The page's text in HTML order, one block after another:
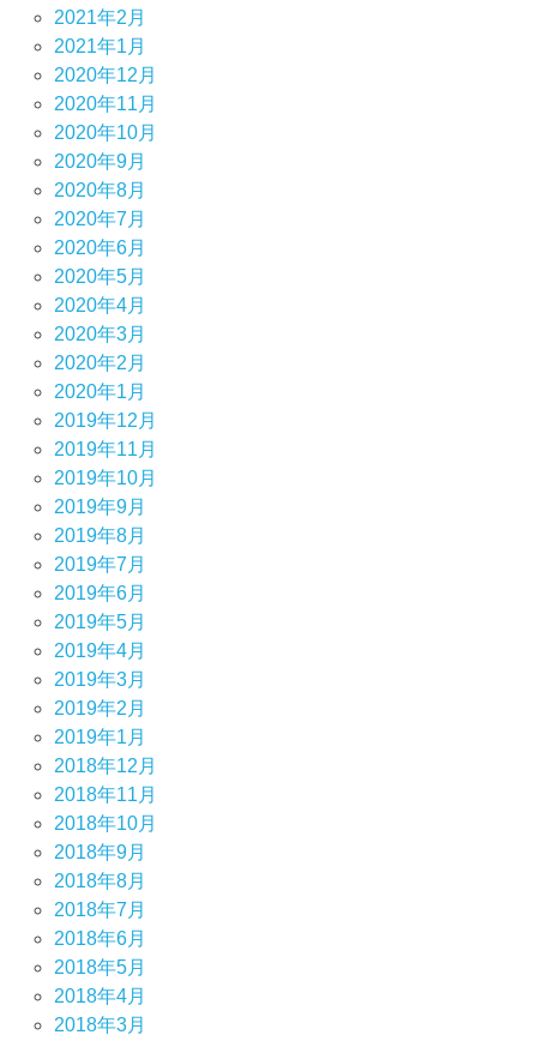
2021年2月
2021年1月
2020年12月
2020年11月
2020年10月
2020年9月
2020年8月
2020年7月
2020年6月
2020年5月
2020年4月
2020年3月
2020年2月
2020年1月
2019年12月
2019年11月
2019年10月
2019年9月
2019年8月
2019年7月
2019年6月
2019年5月
2019年4月
2019年3月
2019年2月
2019年1月
2018年12月
2018年11月
2018年10月
2018年9月
2018年8月
2018年7月
2018年6月
2018年5月
2018年4月
2018年3月